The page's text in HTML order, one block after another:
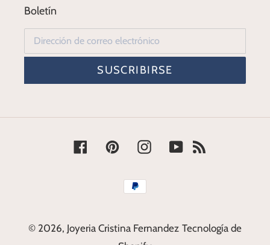
Boletín
SUSCRIBIRSE
FacebookPinterestInstagram
YouTube
Métodos
© 2026, Joyeria Cristina Fernandez Tecnología de